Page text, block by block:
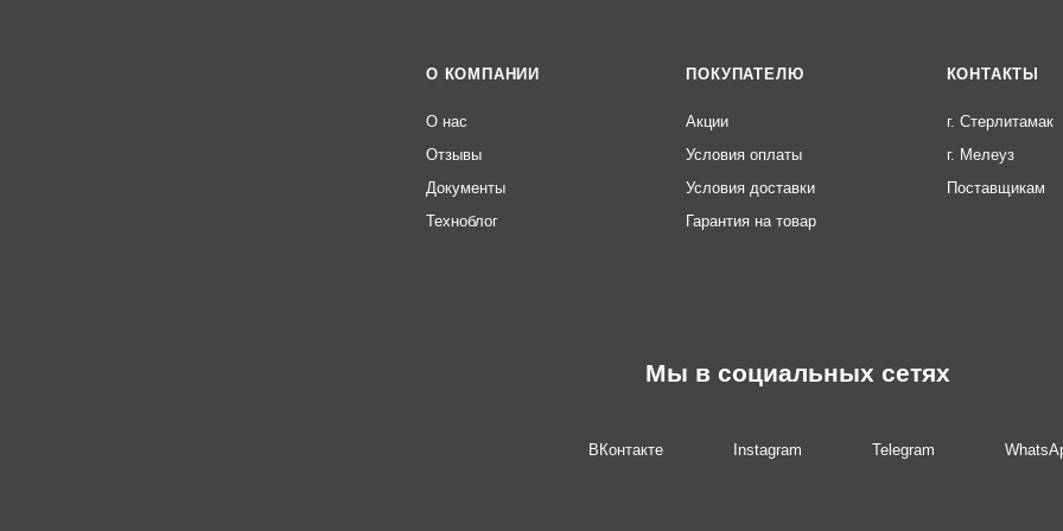
О КОМПАНИИ
О нас
Отзывы
Документы
Техноблог
ПОКУПАТЕЛЮ
Акции
Условия оплаты
Условия доставки
Гарантия на товар
КОНТАКТЫ
г. Стерлитамак
г. Мелеуз
Поставщикам
Мы в социальных сетях
ВКонтакте Instagram Telegram